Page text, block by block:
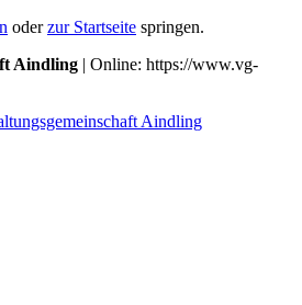
oderzur Startseite springen.
Aindling | Online: https://www.vg-